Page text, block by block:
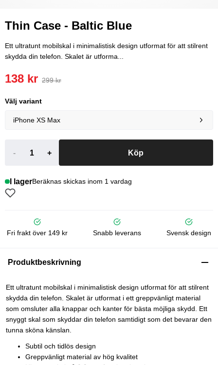
Thin Case - Baltic Blue
Ett ultratunt mobilskal i minimalistisk design utformat för att stilrent
skydda din telefon. Skalet är utforma...
138 kr 299 kr
Välj variant
iPhone XS Max
- + Köp
I lagerBeräknas skickas inom 1 vardag
Fri frakt över 149 kr Snabb leverans Svensk design
Produktbeskrivning
Ett ultratunt mobilskal i minimalistisk design utformat för att stilrent
skydda din telefon. Skalet är utformat i ett greppvänligt material
som omsluter alla knappar och kanter för bästa möjliga skydd. Ett
snyggt skal som skyddar din telefon samtidigt som det bevarar den
tunna sköna känslan.
Subtil och tidlös design
Greppvänligt material av hög kvalitet